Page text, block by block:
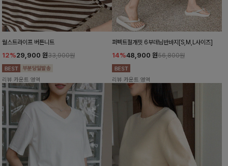
월스트라이프 버튼니트
12%29,900 원33,900원
리뷰 카운트 영역
퍼펙트절개핏 6부데님반바지[S,M,L사이즈]
14%48,900 원56,800원
리뷰 카운트 영역